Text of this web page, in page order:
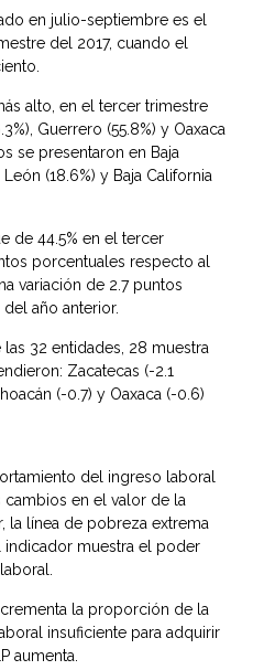
en julio-septiembre es el
del 2017, cuando el
alto, en el tercer trimestre
Guerrero (55.8%) y Oaxaca
se presentaron en Baja
León (18.6%) y Baja California
de 44.5% en el tercer
porcentuales respecto al
variación de 2.7 puntos
año anterior.
32 entidades, 28 muestra
Zacatecas (-2.1
(-0.7) y Oaxaca (-0.6)
del ingreso laboral
cambios en el valor de la
la línea de pobreza extrema
muestra el poder
la proporción de la
insuficiente para adquirir
aumenta.